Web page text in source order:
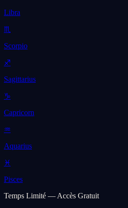
Libra
♏
Scorpio
♐
Sagittarius
♑
Capricorn
♒
Aquarius
♓
Pisces
Temps Limité — Accès Gratuit